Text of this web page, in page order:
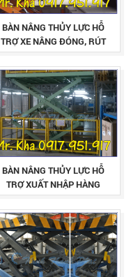
BÀN NÂNG THỦY LỰC HỖ
TRỢ XE NÂNG ĐÓNG, RÚT
HÀNG
BÀN NÂNG THỦY LỰC HỖ
TRỢ XUẤT NHẬP HÀNG